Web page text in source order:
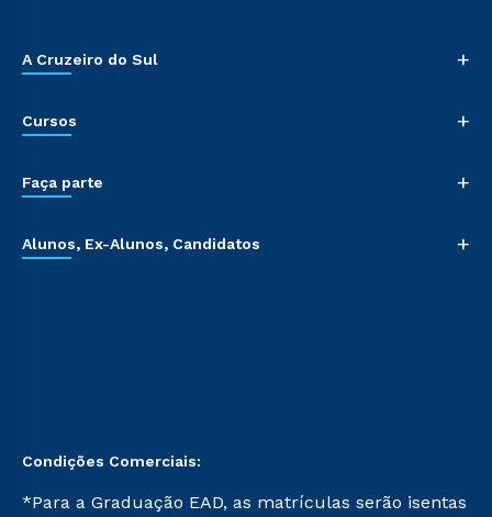
A Cruzeiro do Sul +
Cursos +
Faça parte +
Alunos, Ex-Alunos, Candidatos +
Condições Comerciais:
*Para a Graduação EAD, as matrículas serão isentas